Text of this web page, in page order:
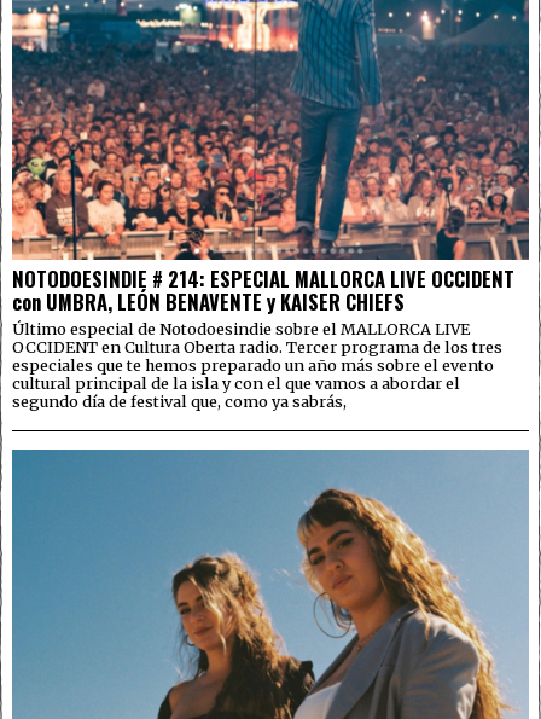
NOTODOESINDIE # 214: ESPECIAL MALLORCA LIVE OCCIDENT
con UMBRA, LEÓN BENAVENTE y KAISER CHIEFS
Último especial de Notodoesindie sobre el MALLORCA LIVE
OCCIDENT en Cultura Oberta radio. Tercer programa de los tres
especiales que te hemos preparado un año más sobre el evento
cultural principal de la isla y con el que vamos a abordar el
segundo día de festival que, como ya sabrás,